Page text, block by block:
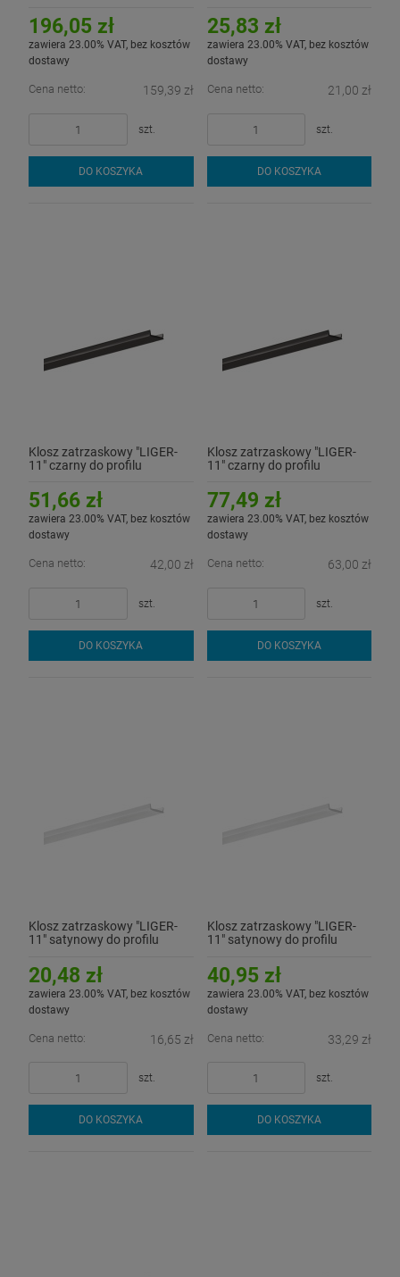
aluminiowego LED - 3mb
196,05 zł
zawiera 23.00% VAT, bez kosztów
dostawy
Cena netto: 159,39 zł
szt.
DO KOSZYKA
25,83 zł
zawiera 23.00% VAT, bez kosztów
dostawy
Cena netto: 21,00 zł
szt.
DO KOSZYKA
Klosz zatrzaskowy "LIGER-
11" czarny do profilu
51,66 zł
zawiera 23.00% VAT, bez kosztów
dostawy
Cena netto: 42,00 zł
szt.
DO KOSZYKA
Klosz zatrzaskowy "LIGER-
11" czarny do profilu
77,49 zł
zawiera 23.00% VAT, bez kosztów
dostawy
Cena netto: 63,00 zł
szt.
DO KOSZYKA
Klosz zatrzaskowy "LIGER-
11" satynowy do profilu
20,48 zł
zawiera 23.00% VAT, bez kosztów
dostawy
Cena netto: 16,65 zł
szt.
DO KOSZYKA
Klosz zatrzaskowy "LIGER-
11" satynowy do profilu
40,95 zł
zawiera 23.00% VAT, bez kosztów
dostawy
Cena netto: 33,29 zł
szt.
DO KOSZYKA